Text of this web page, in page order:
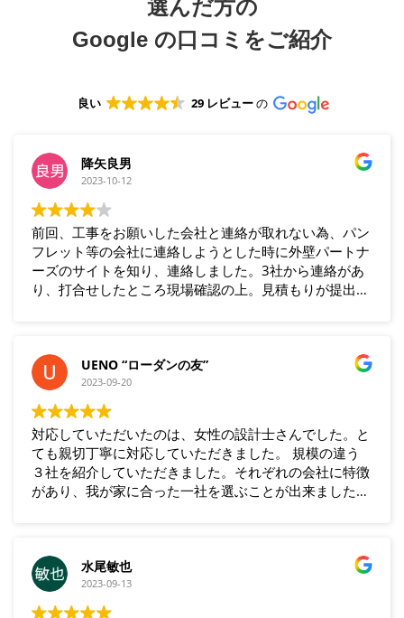
選んだ方の
Google の口コミをご紹介
良い 29 レビューの
降矢良男
2023-10-12
前回、工事をお願いした会社と連絡が取れない為、パン
フレット等の会社に連絡しようとした時に外壁パートナ
ーズのサイトを知り、連絡しました。3社から連絡があ
り、打合せしたところ現場確認の上。見積もりが提出さ
UENO “ローダンの友”
2023-09-20
対応していただいたのは、女性の設計士さんでした。と
ても親切丁寧に対応していただきました。 規模の違う
３社を紹介していただきました。それぞれの会社に特徴
があり、我が家に合った一社を選ぶことが出来ました。
水尾敏也
2023-09-13